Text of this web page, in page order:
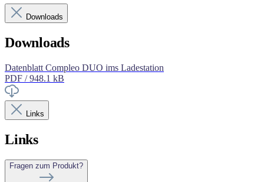
Downloads
Downloads
Datenblatt Compleo DUO ims Ladestation
PDF / 948.1 kB
Links
Links
Fragen zum Produkt?